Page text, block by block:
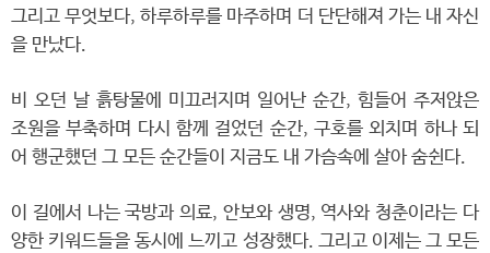
그리고 무엇보다, 하루하루를 마주하며 더 단단해져 가는 내 자신
을 만났다.
비 오던 날 흙탕물에 미끄러지며 일어난 순간, 힘들어 주저앉은
조원을 부축하며 다시 함께 걸었던 순간, 구호를 외치며 하나 되
어 행군했던 그 모든 순간들이 지금도 내 가슴속에 살아 숨쉰다.
이 길에서 나는 국방과 의료, 안보와 생명, 역사와 청춘이라는 다
양한 키워드들을 동시에 느끼고 성장했다. 그리고 이제는 그 모든